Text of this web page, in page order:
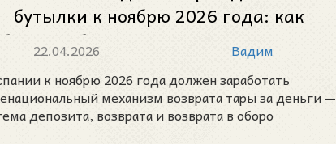
бутылки к ноябрю 2026 года: как
будет работать новая система SDDR
22.04.2026
Вадим
к ноябрю 2026 года должен заработать
механизм возврата тары за деньги —
депозита, возврата и возврата в оборо